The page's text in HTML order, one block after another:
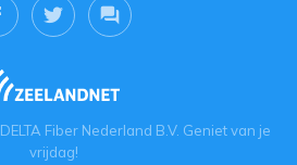
DELTA Fiber Nederland B.V. Geniet van je
vrijdag!